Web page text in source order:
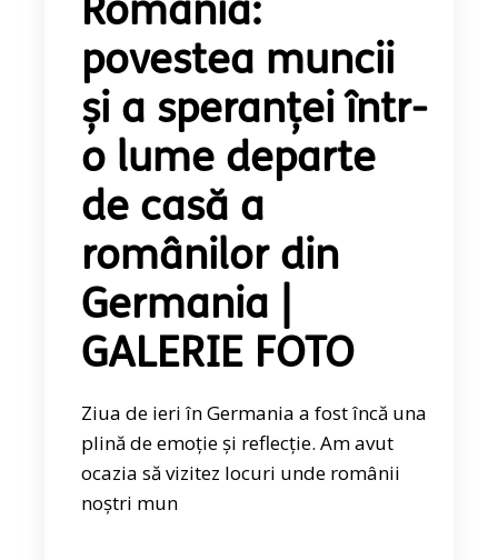
România:
povestea muncii
și a speranței într-
o lume departe
de casă a
românilor din
Germania |
GALERIE FOTO
Ziua de ieri în Germania a fost încă una
plină de emoție și reflecție. Am avut
ocazia să vizitez locuri unde românii
noștri mun